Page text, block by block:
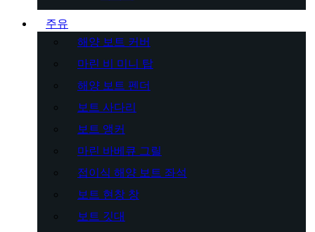
주유
해양 보트 커버
마린 비 미니 탑
해양 보트 펜더
보트 사다리
보트 앵커
마린 바베큐 그릴
접이식 해양 보트 좌석
보트 현창 창
보트 깃대